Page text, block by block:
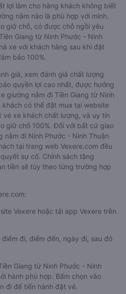
lợi làm cho hàng khách không biết
nằm nào là phù hợp với mình.
giữ chỗ, có được chỗ ngồi yêu
Giang từ Ninh Phước - Ninh
xe với khách hàng sau khi đặt
bảo 100%.
giá, xem đánh giá chất lượng
quyền lợi cao nhất, được hưởng
giường nằm đi Tiền Giang từ Ninh
khách có thể đặt mua tại website
vé xe khách chất lượng, và uy tín
giữ chỗ 100%. Đối với bất cứ giao
nằm đi Ninh Phước - Ninh Thuận
tại trang web Vexere.com đều
sự cố. Chính sách tặng
tiền sẽ tùy theo từng trường hợp
Vexere hoặc tải app Vexere trên
đi, điểm đến, ngày đi, sau đó
Giang từ Ninh Phước - Ninh
hành phù hợp. Bấm chọn vào
đi để tiến hành đặt vé.